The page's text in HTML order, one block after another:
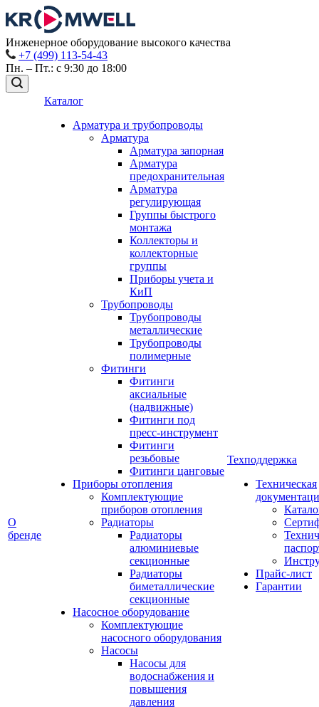
Инженерное оборудование высокого качества
+7 (499) 113-54-43
Пн. – Пт.: с 9:30 до 18:00
О
бренде
Каталог
Арматура и трубопроводы
Арматура
Арматура запорная
Арматура
предохранительная
Арматура
регулирующая
Группы быстрого
монтажа
Коллекторы и
коллекторные
группы
Приборы учета и
КиП
Трубопроводы
Трубопроводы
металлические
Трубопроводы
полимерные
Фитинги
Фитинги
аксиальные
(надвижные)
Фитинги под
пресс-инструмент
Фитинги
резьбовые
Фитинги цанговые
Приборы отопления
Комплектующие
приборов отопления
Радиаторы
Радиаторы
алюминиевые
секционные
Радиаторы
биметаллические
секционные
Насосное оборудование
Комплектующие
насосного оборудования
Насосы
Насосы для
водоснабжения и
повышения
давления
Техподдержка
Техническая
Прайс-лист
Гарантии